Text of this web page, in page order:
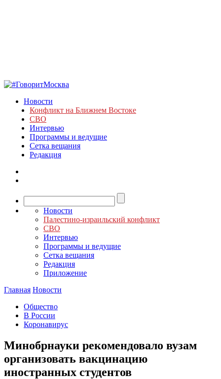
Новости
Конфликт на Ближнем Востоке
СВО
Интервью
Программы и ведущие
Сетка вещания
Редакция
Новости
Палестино-израильский конфликт
СВО
Интервью
Программы и ведущие
Сетка вещания
Редакция
Приложение
Главная Новости
Общество
В России
Коронавирус
Минобрнауки рекомендовало вузам
организовать вакцинацию
иностранных студентов